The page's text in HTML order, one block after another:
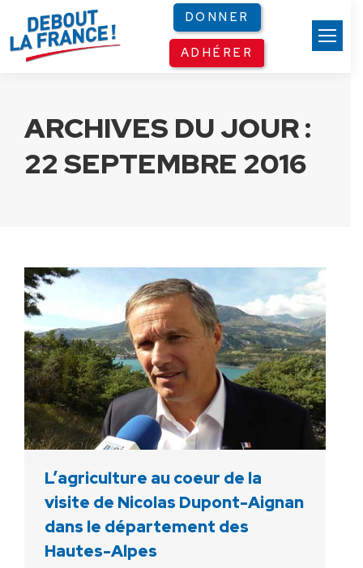
DONNER
ADHÉRER
ARCHIVES DU JOUR :
22 SEPTEMBRE 2016
L’agriculture au coeur de la
visite de Nicolas Dupont-Aignan
dans le département des
Hautes-Alpes
Panneau de gestion des cookies